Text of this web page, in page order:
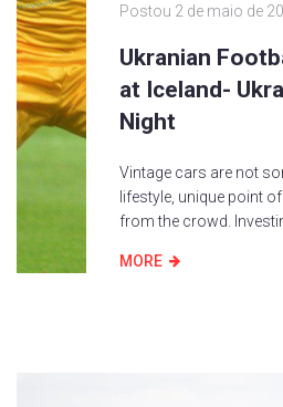
Postou 2 de maio de
Ukranian
at Iceland-
Night
Vintage cars are not
lifestyle, unique point
from the crowd.
MORE